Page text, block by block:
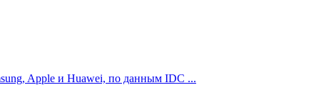
Apple и Huawei, по данным IDC ...